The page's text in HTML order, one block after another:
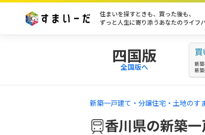
住まいを探すときも、買った後も、
ずっと人生に寄り添うあなたのライフ
四国版
全国版へ
買
新
新
新築一戸建て・分譲住宅・土地のす
香川県の新築